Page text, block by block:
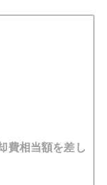
費相当額を差し